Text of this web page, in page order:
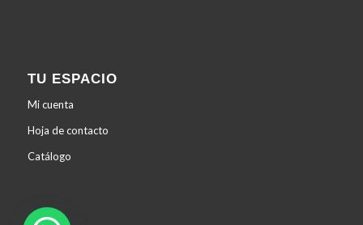
TU ESPACIO
Mi cuenta
Hoja de contacto
Catálogo